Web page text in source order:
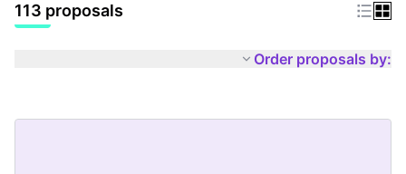
113 proposals
Order proposals by: